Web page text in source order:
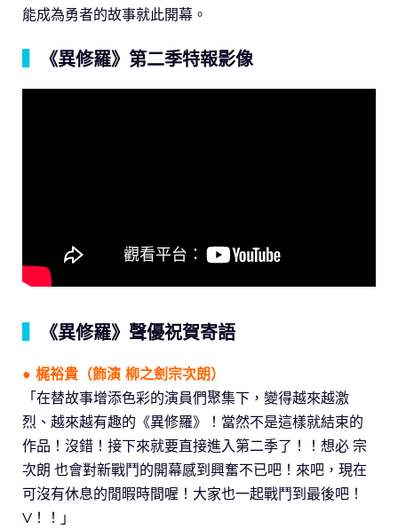
能成為勇者的故事就此開幕。
《異修羅》第二季特報影像
《異修羅》聲優祝賀寄語
● 梶裕貴（飾演 柳之劍宗次朗）
「在替故事增添色彩的演員們聚集下，變得越來越激
烈、越來越有趣的《異修羅》！當然不是這樣就結束的
作品！沒錯！接下來就要直接進入第二季了！！想必 宗
次朗 也會對新戰鬥的開幕感到興奮不已吧！來吧，現在
可沒有休息的閒暇時間喔！大家也一起戰鬥到最後吧！
V！！」